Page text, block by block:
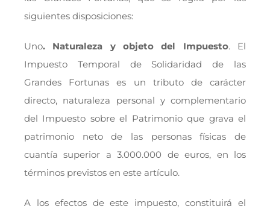
siguientes disposiciones:
Uno. Naturaleza y objeto del Impuesto. El
Impuesto Temporal de Solidaridad de las
Grandes Fortunas es un tributo de carácter
directo, naturaleza personal y complementario
del Impuesto sobre el Patrimonio que grava el
patrimonio neto de las personas físicas de
cuantía superior a 3.000.000 de euros, en los
términos previstos en este artículo.
A los efectos de este impuesto, constituirá el